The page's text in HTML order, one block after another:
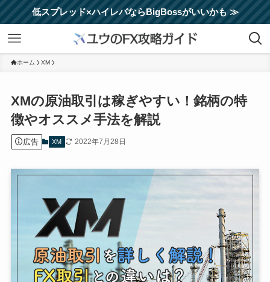
低スプレッド×ハイレバならBigBossがいいかも ≫
ホーム XM
XMの原油取引は稼ぎやすい！銘柄の特
徴やオススメ手法を解説
広告 XM 2022年7月28日